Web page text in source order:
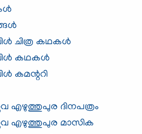
ചിത്ര കഥകള്‍
കഥകള്‍
കമന്ററി
എഴുത്തുപുര ദിനപത്രം
എഴുത്തുപുര മാസിക